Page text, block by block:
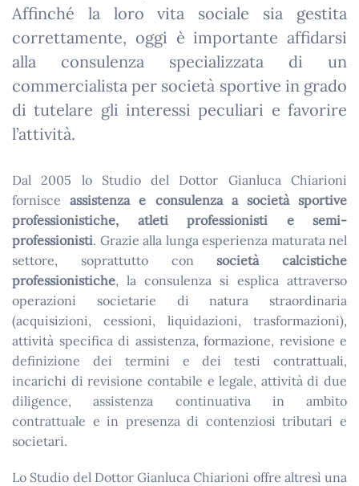
Affinché la loro vita sociale sia gestita
correttamente, oggi è importante affidarsi
alla consulenza specializzata di un
commercialista per società sportive in grado
di tutelare gli interessi peculiari e favorire
l’attività.
Dal 2005 lo Studio del Dottor Gianluca Chiarioni
fornisceassistenza e consulenza a società sportive
professionistiche, atleti professionisti e semi-
professionisti. Grazie alla lunga esperienza maturata nel
settore, soprattutto consocietà calcistiche
professionistiche, la consulenza si esplica attraverso
operazioni societarie di natura straordinaria
(acquisizioni, cessioni, liquidazioni, trasformazioni),
attività specifica di assistenza, formazione, revisione e
definizione dei termini e dei testi contrattuali,
incarichi di revisione contabile e legale, attività di due
diligence, assistenza continuativa in ambito
contrattuale e in presenza di contenziosi tributari e
societari.
Lo Studio del Dottor Gianluca Chiarioni offre altresì una